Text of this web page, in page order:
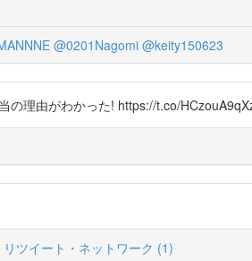
@0201Nagomi @keity150623
の理由がわかった! https://t.co/
リツイート・ネットワーク (1)